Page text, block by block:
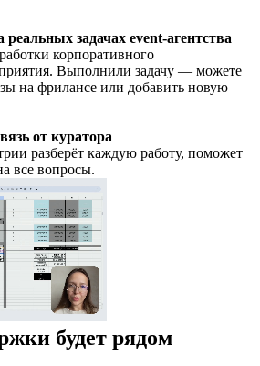
задачах event-агентства
корпоративного
Выполнили задачу — можете
на фрилансе или добавить новую
от куратора
разберёт каждую работу, поможет
все вопросы.
будет рядом